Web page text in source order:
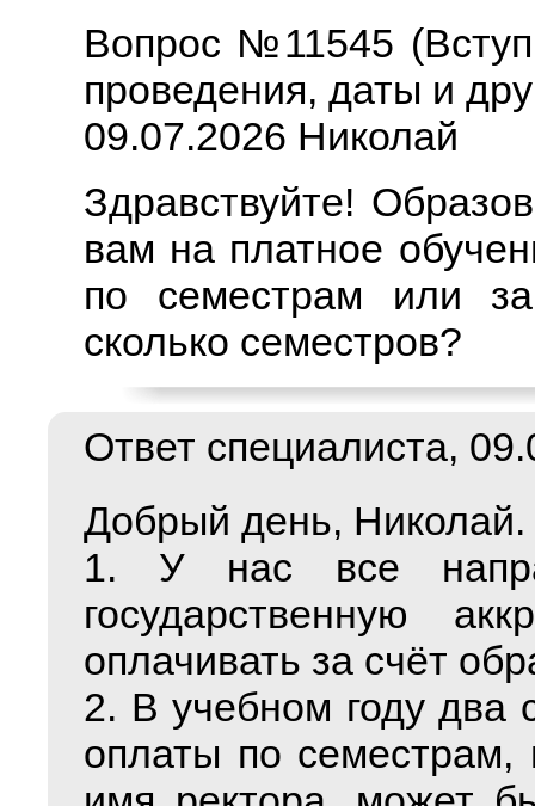
Вопрос №11545
проведения, даты и
09.07.2026 Николай
Здравствуйте!
вам на платное
по семестрам или
сколько семестров?
Ответ специалиста,
Добрый день, Николай.
1. У нас все
государственную
оплачивать за счёт
2. В учебном году два
оплаты по